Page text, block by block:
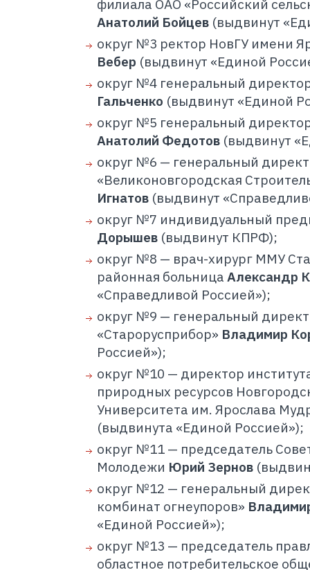
филиала ОАО «Российский
Анатолий Бойцев (выдвинут
округ №3 ректор НовГУ имени
Вебер (выдвинут «Единой
округ №4 генеральный
Гальченко (выдвинут «Единой
округ №5 генеральный
Анатолий Федотов (выдвинут
округ №6 — генеральный
«Великоновгородская
Игнатов (выдвинут
округ №7 индивидуальный
Дорышев (выдвинут КПРФ);
округ №8 — врач-хирург ММУ
районная больница Александр
«Справедливой Россией»);
округ №9 — генеральный
«Старорусприбор» Владимир
Россией»);
округ №10 — директор
природных ресурсов
Университета им. Ярослава
(выдвинута «Единой Россией»);
округ №11 — председатель
Молодежи Юрий Зернов
округ №12 — генеральный
комбинат огнеупоров»
«Единой Россией»);
округ №13 — председатель
областное потребительское